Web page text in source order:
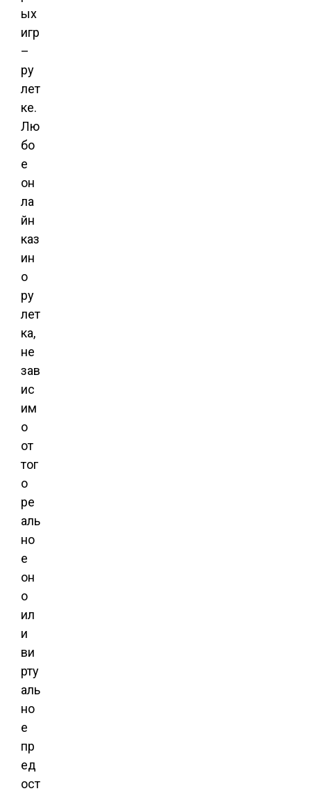
ых
игр
–
ру
лет
ке.
Лю
бо
е
он
ла
йн
каз
ин
о
ру
лет
ка,
не
зав
ис
им
о
от
тог
о
ре
аль
но
е
он
о
ил
и
ви
рту
аль
но
е
пр
ед
ост